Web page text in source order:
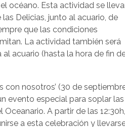
océano. Esta actividad se
Delicias, junto al acuario, de
que las condiciones
La actividad también será
acuario (hasta la hora de fin
con nosotros’ (30 de
evento especial para soplar las
A partir de las
a esta celebración y